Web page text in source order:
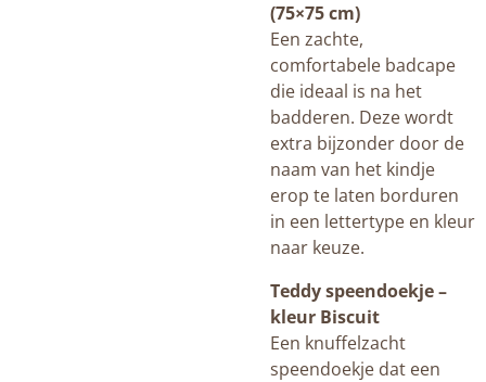
(75×75 cm)
Een zachte,
comfortabele badcape
die ideaal is na het
badderen. Deze wordt
extra bijzonder door de
naam van het kindje
erop te laten borduren
in een lettertype en kleur
naar keuze.
Teddy speendoekje –
kleur Biscuit
Een knuffelzacht
speendoekje dat een